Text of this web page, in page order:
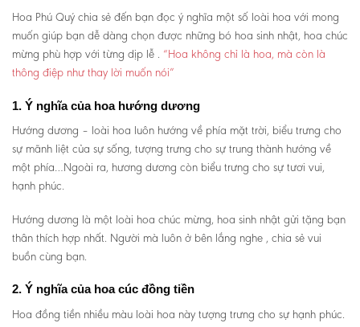
Hoa Phú Quý chia sẻ đến bạn đọc ý nghĩa một số loài hoa với mong
muốn giúp bạn dễ dàng chọn được những bó hoa sinh nhật, hoa chúc
mừng phù hợp với từng dịp lễ . “Hoa không chỉ là hoa, mà còn là
thông điệp như thay lời muốn nói”
1. Ý nghĩa của hoa hướng dương
Hướng dương – loài hoa luôn hướng về phía mặt trời, biểu trưng cho
sự mãnh liệt của sự sống, tượng trưng cho sự trung thành hướng về
một phía…Ngoài ra, hương dương còn biểu trưng cho sự tươi vui,
hạnh phúc.
Hướng dương là một loài hoa chúc mừng, hoa sinh nhật gửi tặng bạn
thân thích hợp nhất. Người mà luôn ở bên lắng nghe , chia sẻ vui
buồn cùng bạn.
2. Ý nghĩa của hoa cúc đồng tiền
Hoa đồng tiền nhiều màu loài hoa này tượng trưng cho sự hạnh phúc.